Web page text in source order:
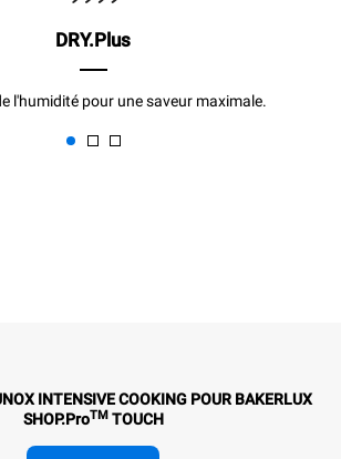
DRY.Plus
l'humidité pour une saveur maximale.
INTENSIVE COOKING POUR BAKERLUX
SHOP.ProTMTOUCH